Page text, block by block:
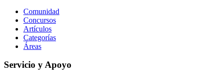
Comunidad
Concursos
Artículos
Categorías
Áreas
Servicio y Apoyo